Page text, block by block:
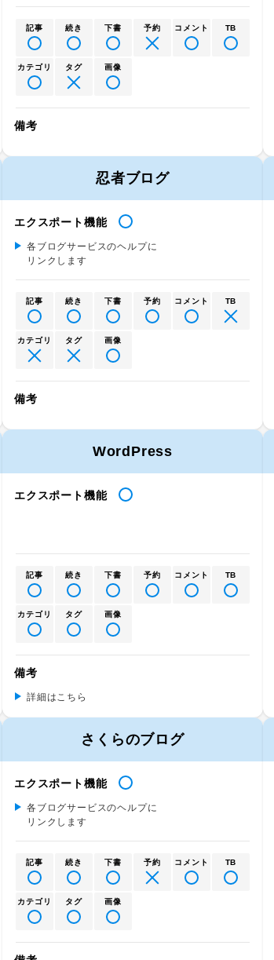
記事 続き 下書 予約 コメント TB
カテゴリ タグ 画像
備考
忍者ブログ
エクスポート機能
各ブログサービスのヘルプに
リンクします
記事 続き 下書 予約 コメント TB
カテゴリ タグ 画像
備考
WordPress
エクスポート機能
記事 続き 下書 予約 コメント TB
カテゴリ タグ 画像
備考
詳細はこちら
さくらのブログ
エクスポート機能
各ブログサービスのヘルプに
リンクします
記事 続き 下書 予約 コメント TB
カテゴリ タグ 画像